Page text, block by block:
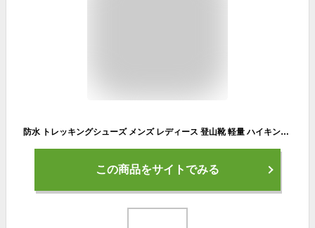
防水 トレッキングシューズ メンズ レディース 登山靴 軽量 ハイキングシューズ 防滑グリップ底 衝撃吸収ソール ミドルカット ハイカット 色 紐靴 男 女 マウンテック MOUNTEK mt1940｜正規販売店 次回入荷 11月末
この商品をサイトでみる